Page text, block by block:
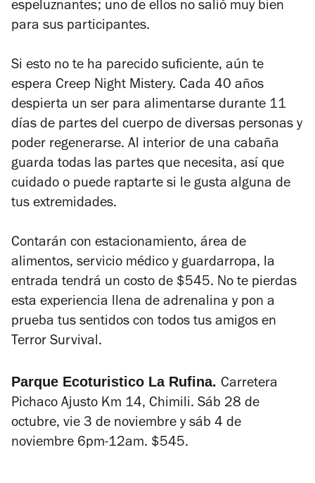
espeluznantes; uno de ellos no salió muy bien
para sus participantes.
Si esto no te ha parecido suficiente, aún te
espera Creep Night Mistery. Cada 40 años
despierta un ser para alimentarse durante 11
días de partes del cuerpo de diversas personas y
poder regenerarse. Al interior de una cabaña
guarda todas las partes que necesita, así que
cuidado o puede raptarte si le gusta alguna de
tus extremidades.
Contarán con estacionamiento, área de
alimentos, servicio médico y guardarropa, la
entrada tendrá un costo de $545. No te pierdas
esta experiencia llena de adrenalina y pon a
prueba tus sentidos con todos tus amigos en
Terror Survival.
Parque Ecoturistico La Rufina. Carretera
Pichaco Ajusto Km 14, Chimili. Sáb 28 de
octubre, vie 3 de noviembre y sáb 4 de
noviembre 6pm-12am. $545.